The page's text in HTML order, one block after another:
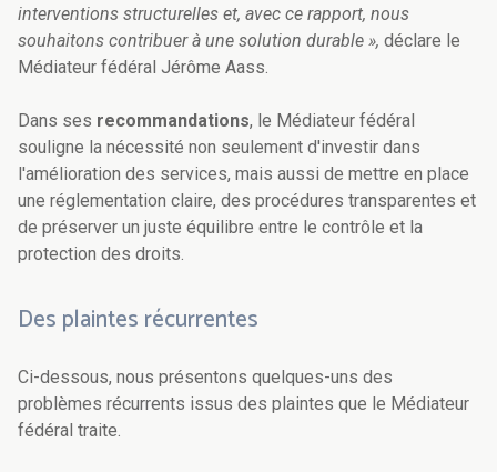
interventions structurelles et, avec ce rapport, nous
souhaitons contribuer à une solution durable », déclare le
Médiateur fédéral Jérôme Aass.
Dans ses recommandations, le Médiateur fédéral
souligne la nécessité non seulement d'investir dans
l'amélioration des services, mais aussi de mettre en place
une réglementation claire, des procédures transparentes et
de préserver un juste équilibre entre le contrôle et la
protection des droits.
Des plaintes récurrentes
Ci-dessous, nous présentons quelques-uns des
problèmes récurrents issus des plaintes que le Médiateur
fédéral traite.